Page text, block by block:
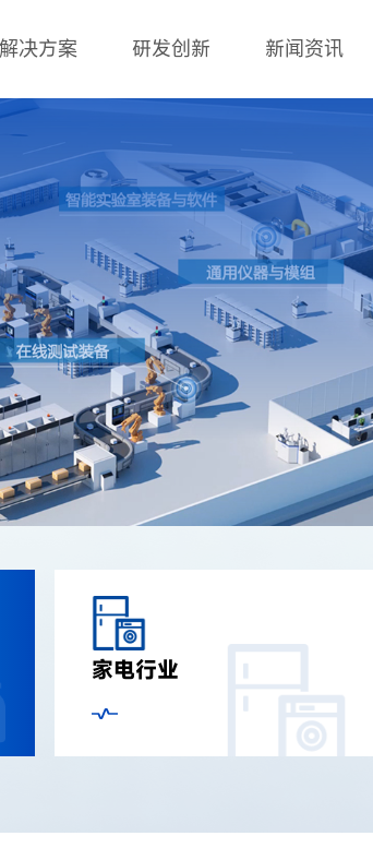
决方案 研发创新 新闻资讯
家电行业